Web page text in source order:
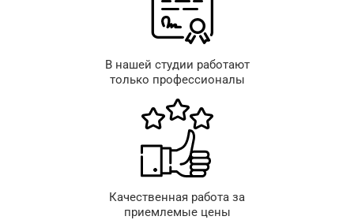
В нашей студии работают
только профессионалы
Качественная работа за
приемлемые цены